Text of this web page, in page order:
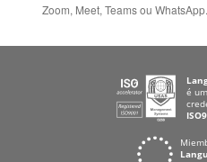
Language Trainers,fundada em